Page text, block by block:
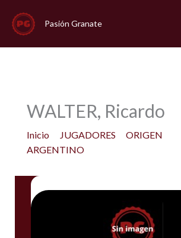
contenido
Pasión Granate
WALTER, Ricardo
Inicio JUGADORES
ORIGEN
ARGENTINO